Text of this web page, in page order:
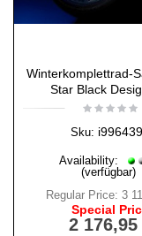
Winterkomplettrad-
Star Black
Sku:
Availability:
(verfügbar)
Regular Price: 3
Special
2 176,95